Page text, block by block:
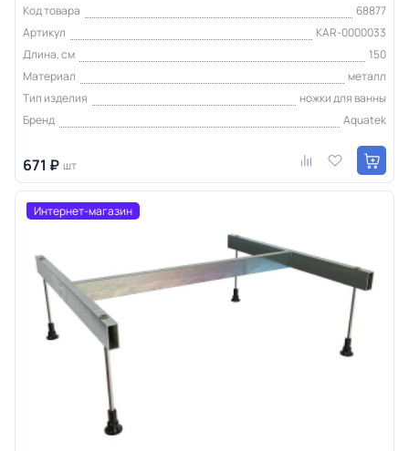
Код товара
68877
Артикул
KAR-0000033
Длина, см
150
Материал
металл
Тип изделия
ножки для ванны
Бренд
Aquatek
671 ₽ шт
Интернет-магазин